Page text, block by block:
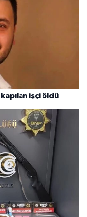
kapılan işçi öldü